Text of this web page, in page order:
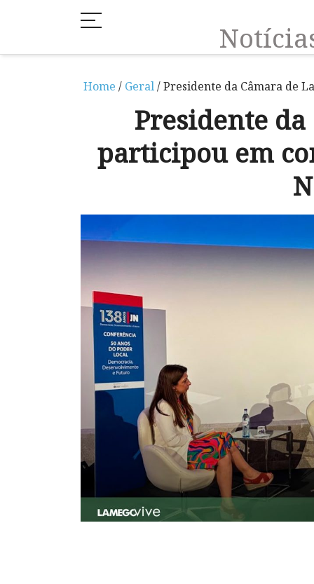
Home / Geral/ Presidente da Câmara de
Presidente
participou em